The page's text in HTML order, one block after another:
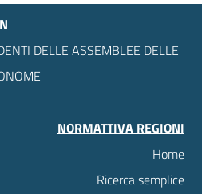
DELLE ASSEMBLEE DELLE
NORMATTIVA REGIONI
Home
Ricerca semplice